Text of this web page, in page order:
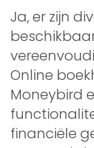
Ja, er zijn
Online
Moneybird
financiële